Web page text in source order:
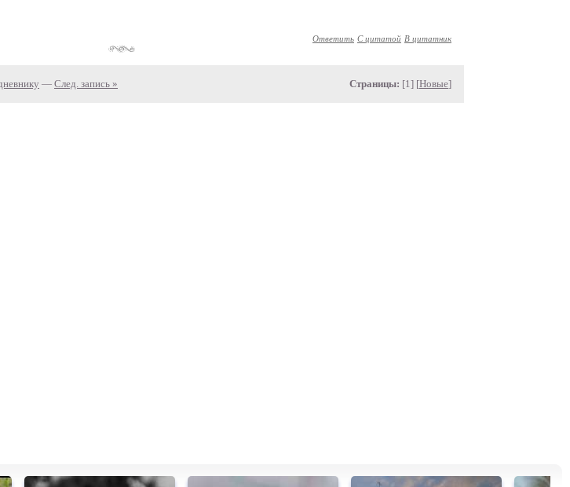
Ответить С цитатой В цитатник
— След. запись » Страницы: [1] [Новые]